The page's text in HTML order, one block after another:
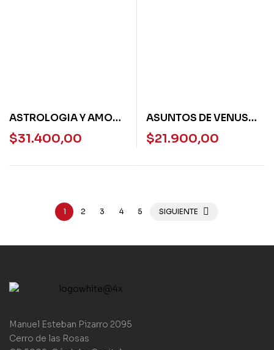
ASTROLOGIA Y AMOR –
COMPRENDE Y
TRANSFORMA
$31.400,00
ASUNTOS DE VENUS
(DE BOLSILLO)
$21.900,00
1 2 3 4 5 SIGUIENTE
Manuel Esteban Pizarro 2095
Cerro de las Rosas